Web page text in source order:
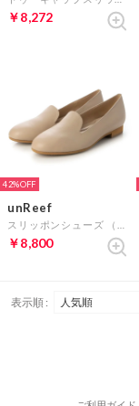
￥8,272
42%
unReef
￥8,800
表示順 :